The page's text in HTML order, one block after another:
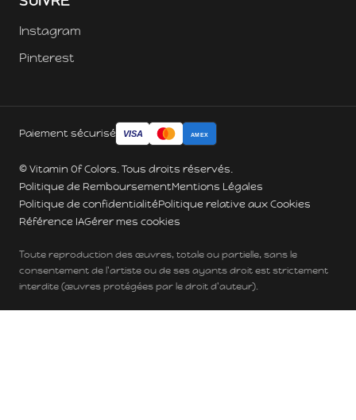
Instagram
Pinterest
Paiement sécurisé VISA AMEX
© Vitamin Of Colors. Tous droits réservés.
Politique de RemboursementMentions Légales
Politique de confidentialitéPolitique relative aux Cookies
Référence IAGérer mes cookies
Toute reproduction des œuvres, totale ou partielle, sans le
consentement de l'artiste ou de ses ayants droit est strictement
interdite (œuvres protégées par le droit d'auteur).